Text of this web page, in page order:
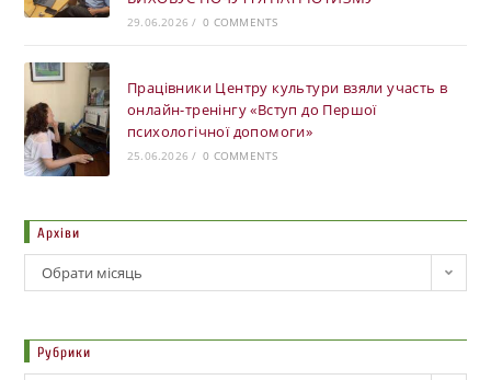
29.06.2026 / 0 COMMENTS
Працівники Центру культури взяли участь в
онлайн-тренінгу «Вступ до Першої
психологічної допомоги»
25.06.2026 / 0 COMMENTS
Архіви
Обрати місяць
Рубрики